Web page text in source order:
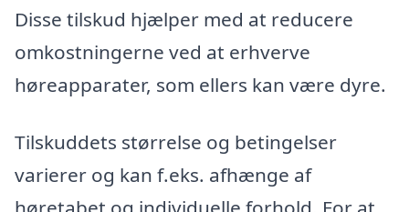
Disse tilskud hjælper med at reducere
omkostningerne ved at erhverve
høreapparater, som ellers kan være dyre.
Tilskuddets størrelse og betingelser
varierer og kan f.eks. afhænge af